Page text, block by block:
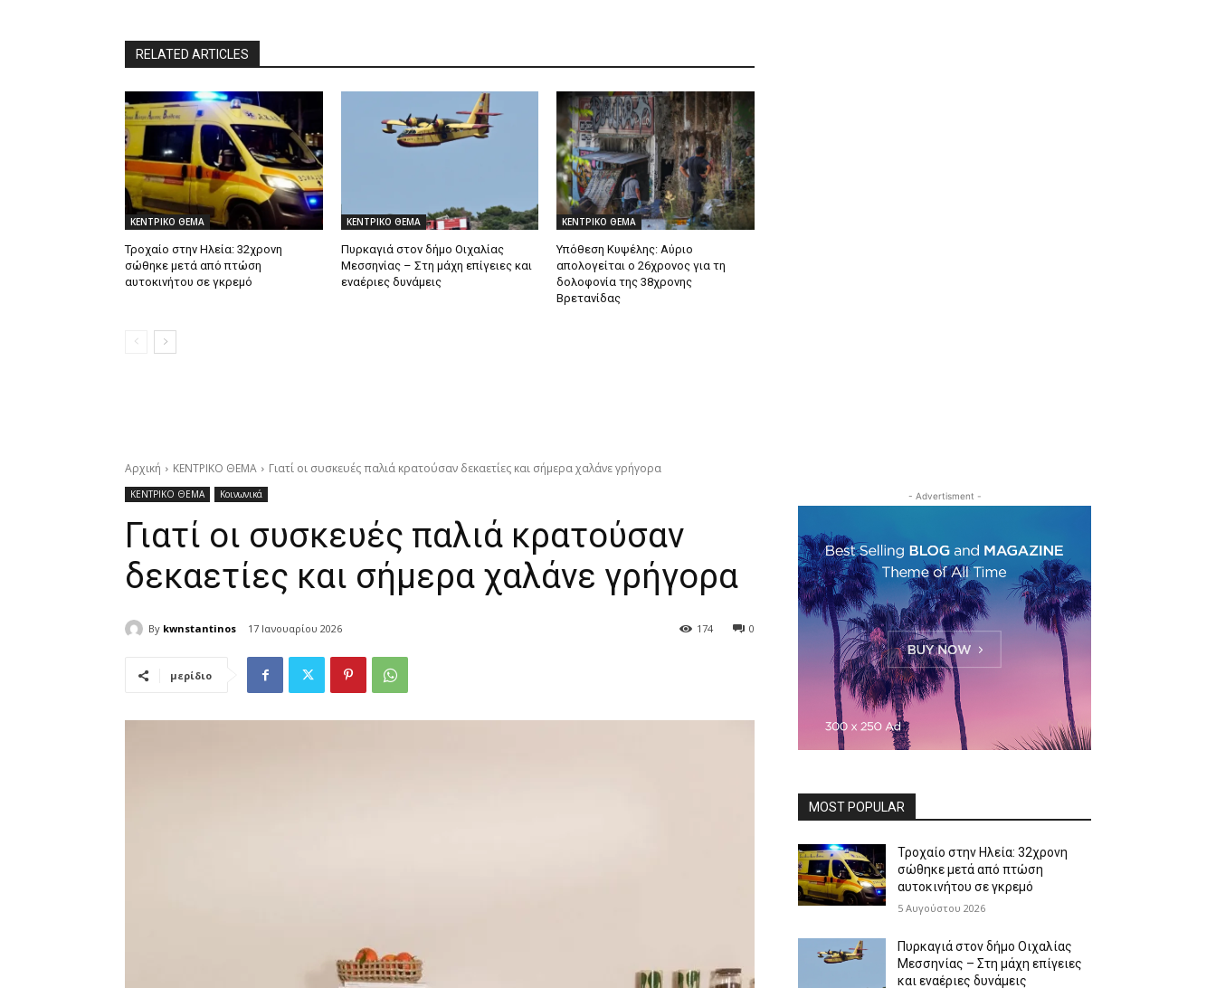
RELATED ARTICLES
ΚΕΝΤΡΙΚΟ ΘΕΜΑ
Τροχαίο στην Ηλεία: 32χρονη
σώθηκε μετά από πτώση
αυτοκινήτου σε γκρεμό
ΚΕΝΤΡΙΚΟ ΘΕΜΑ
Πυρκαγιά στον δήμο Οιχαλίας
Μεσσηνίας – Στη μάχη επίγειες και
εναέριες δυνάμεις
ΚΕΝΤΡΙΚΟ ΘΕΜΑ
Υπόθεση Κυψέλης: Αύριο
απολογείται ο 26χρονος για τη
δολοφονία της 38χρονης
Βρετανίδας